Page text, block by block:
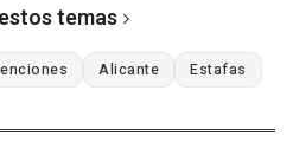
temas
Alicante Estafas